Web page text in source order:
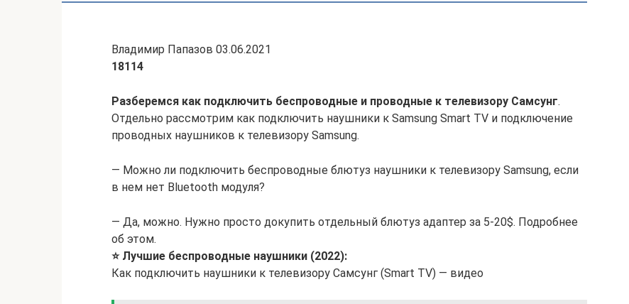
Владимир Папазов 03.06.2021
18114
Разберемся как подключить беспроводные и проводные к телевизору Самсунг.
Отдельно рассмотрим как подключить наушники к Samsung Smart TV и подключение
проводных наушников к телевизору Samsung.
— Можно ли подключить беспроводные блютуз наушники к телевизору Samsung, если
в нем нет Bluetooth модуля?
— Да, можно. Нужно просто докупить отдельный блютуз адаптер за 5-20$. Подробнее
об этом.
⭐ Лучшие беспроводные наушники (2022):
Как подключить наушники к телевизору Самсунг (Smart TV) — видео